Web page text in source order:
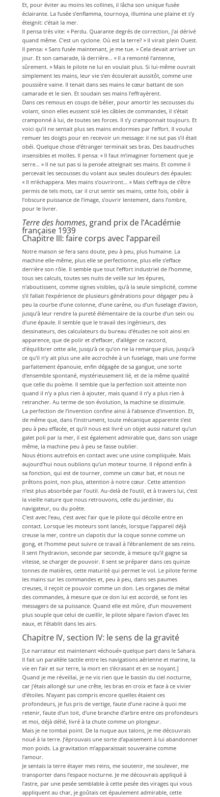
Et, pour éviter au moins les collines, il lâcha son unique fusée
éclairante. La fusée s’enflamma, tournoya, illumina une plaine et s’y
éteignit: c’était la mer.
Il pensa très vite: « Perdu. Quarante degrés de correction, j’ai dérivé
quand même. C’est un cyclone. Où est la terre? » Il virait plein Ouest.
Il pensa: « Sans fusée maintenant, je me tue. » Cela devait arriver un
jour. Et son camarade, là derrière… « Il a remonté l’antenne,
sûrement. » Mais le pilote ne lui en voulait plus. Si lui-même ouvrait
simplement les mains, leur vie s’en écoulerait aussitôt, comme une
poussière vaine. Il tenait dans ses mains le cœur battant de son
camarade et le sien. Et soudain ses mains l’effrayèrent.
Dans ces remous en coups de bélier, pour amortir les secousses du
volant, sinon elles eussent scié les câbles de commandes, il s’était
cramponné à lui, de toutes ses forces. Il s’y cramponnait toujours. Et
voici qu’il ne sentait plus ses mains endormies par l’effort. Il voulut
remuer les doigts pour en recevoir un message: il ne sut pas s’il était
obéi. Quelque chose d’étranger terminait ses bras. Des baudruches
insensibles et molles. Il pensa: « Il faut m’imaginer fortement que je
serre… » Il ne sut pas si la pensée atteignait ses mains. Et comme il
percevait les secousses du volant aux seules douleurs des épaules:
« Il m’échappera. Mes mains s’ouvriront… » Mais s’effraya de s’être
permis de tels mots, car il crut sentir ses mains, cette fois, obéir à
l’obscure puissance de l’image, s’ouvrir lentement, dans l’ombre,
pour le livrer.
Terre des hommes, grand prix de l’Académie
française 1939
Chapitre III: faire corps avec l’appareil
Notre maison se fera sans doute, peu à peu, plus humaine. La
machine elle-même, plus elle se perfectionne, plus elle s’efface
derrière son rôle. Il semble que tout l’effort industriel de l’homme,
tous ses calculs, toutes ses nuits de veille sur les épures,
n’aboutissent, comme signes visibles, qu’à la seule simplicité, comme
s’il fallait l’expérience de plusieurs générations pour dégager peu à
peu la courbe d’une colonne, d’une carène, ou d’un fuselage d’avion,
jusqu’à leur rendre la pureté élémentaire de la courbe d’un sein ou
d’une épaule. Il semble que le travail des ingénieurs, des
dessinateurs, des calculateurs du bureau d’études ne soit ainsi en
apparence, que de polir et d’effacer, d’alléger ce raccord,
d’équilibrer cette aile, jusqu’à ce qu’on ne la remarque plus, jusqu’à
ce qu’il n’y ait plus une aile accrochée à un fuselage, mais une forme
parfaitement épanouie, enfin dégagée de sa gangue, une sorte
d’ensemble spontané, mystérieusement lié, et de la même qualité
que celle du poème. Il semble que la perfection soit atteinte non
quand il n’y a plus rien à ajouter, mais quand il n’y a plus rien à
retrancher. Au terme de son évolution, la machine se dissimule.
La perfection de l’invention confine ainsi à l’absence d’invention. Et,
de même que, dans l’instrument, toute mécanique apparente s’est
peu à peu effacée, et qu’il nous est livré un objet aussi naturel qu’un
galet poli par la mer, il est également admirable que, dans son usage
même, la machine peu à peu se fasse oublier.
Nous étions autrefois en contact avec une usine compliquée. Mais
aujourd’hui nous oublions qu’un moteur tourne. Il répond enfin à
sa fonction, qui est de tourner, comme un cœur bat, et nous ne
prêtons point, non plus, attention à notre cœur. Cette attention
n’est plus absorbée par l’outil. Au-delà de l’outil, et à travers lui, c’est
la vieille nature que nous retrouvons, celle du jardinier, du
navigateur, ou du poète.
C’est avec l’eau, c’est avec l’air que le pilote qui décolle entre en
contact. Lorsque les moteurs sont lancés, lorsque l’appareil déjà
creuse la mer, contre un clapotis dur la coque sonne comme un
gong, et l’homme peut suivre ce travail à l’ébranlement de ses reins.
Il sent l’hydravion, seconde par seconde, à mesure qu’il gagne sa
vitesse, se charger de pouvoir. Il sent se préparer dans ces quinze
tonnes de matières, cette maturité qui permet le vol. Le pilote ferme
les mains sur les commandes et, peu à peu, dans ses paumes
creuses, il reçoit ce pouvoir comme un don. Les organes de métal
des commandes, à mesure que ce don lui est accordé, se font les
messagers de sa puissance. Quand elle est mûre, d’un mouvement
plus souple que celui de cueillir, le pilote sépare l’avion d’avec les
eaux, et l’établit dans les airs.
Chapitre IV, section IV: le sens de la gravité
[Le narrateur est maintenant «échoué» quelque part dans le Sahara.
Il fait un parallèle tactile entre les navigations aérienne et marine, la
vie en l’air et sur terre, la mort en s’écrasant et en se noyant.]
Quand je me réveillai, je ne vis rien que le bassin du ciel nocturne,
car j’étais allongé sur une crête, les bras en croix et face à ce vivier
d’étoiles. N’ayant pas compris encore quelles étaient ces
profondeurs, je fus pris de vertige, faute d’une racine à quoi me
retenir, faute d’un toit, d’une branche d’arbre entre ces profondeurs
et moi, déjà délié, livré à la chute comme un plongeur.
Mais je ne tombai point. De la nuque aux talons, je me découvrais
noué à la terre. J’éprouvais une sorte d’apaisement à lui abandonner
mon poids. La gravitation m’apparaissait souveraine comme
l’amour.
Je sentais la terre étayer mes reins, me soutenir, me soulever, me
transporter dans l’espace nocturne. Je me découvrais appliqué à
l’astre, par une pesée semblable à cette pesée des virages qui vous
appliquent au char, je goûtais cet épaulement admirable, cette